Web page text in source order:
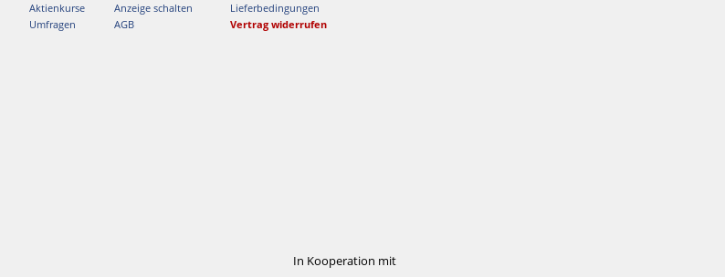
Aktienkurse
Umfragen
Anzeige schalten
AGB
Lieferbedingungen
Vertrag widerrufen
In Kooperation mit